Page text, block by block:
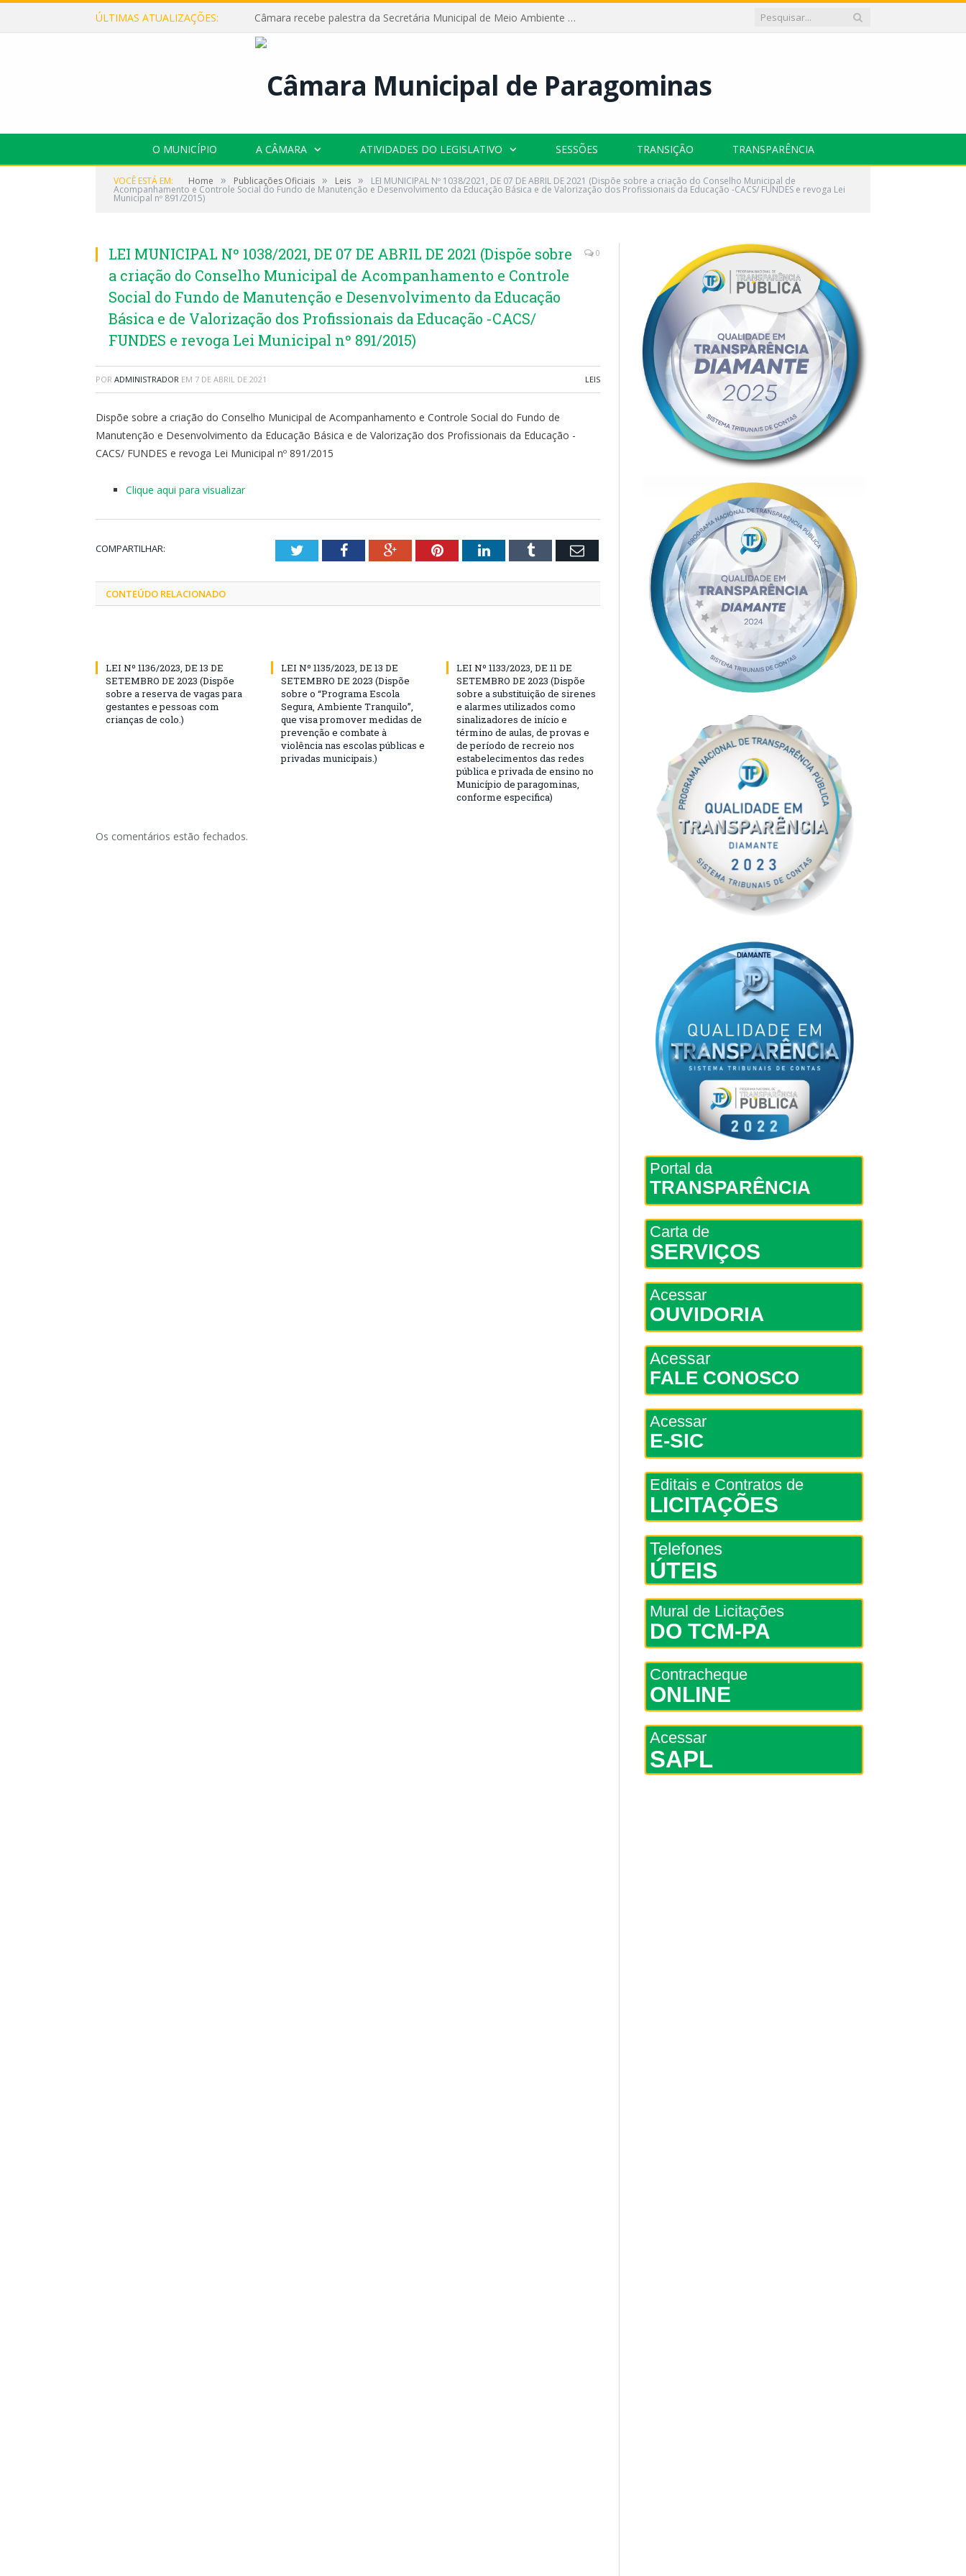
ÚLTIMAS ATUALIZAÇÕES: Câmara recebe palestra da Secretária Municipal de Meio Ambiente sobre as ações da “SEMANA DO MEIO AMBIENTE”
O MUNICÍPIO A CÂMARA ATIVIDADES DO LEGISLATIVO SESSÕES TRANSIÇÃO TRANSPARÊNCIA
VOCÊ ESTÁ EM: Home » Publicações Oficiais » Leis » LEI MUNICIPAL Nº 1038/2021, DE 07 DE ABRIL DE 2021 (Dispõe sobre a criação do Conselho Municipal de
Acompanhamento e Controle Social do Fundo de Manutenção e Desenvolvimento da Educação Básica e de Valorização dos Profissionais da Educação -CACS/ FUNDES e revoga Lei
Municipal nº 891/2015)
LEI MUNICIPAL Nº 1038/2021, DE 07 DE ABRIL DE 2021 (Dispõe sobre
a criação do Conselho Municipal de Acompanhamento e Controle
Social do Fundo de Manutenção e Desenvolvimento da Educação
Básica e de Valorização dos Profissionais da Educação -CACS/
FUNDES e revoga Lei Municipal nº 891/2015)
0
POR ADMINISTRADOR EM 7 DE ABRIL DE 2021 LEIS
Dispõe sobre a criação do Conselho Municipal de Acompanhamento e Controle Social do Fundo de
Manutenção e Desenvolvimento da Educação Básica e de Valorização dos Profissionais da Educação -
CACS/ FUNDES e revoga Lei Municipal nº 891/2015
Clique aqui para visualizar
COMPARTILHAR: TwitterFacebookGoogle+PinterestLinkedInTumblr Email
CONTEÚDO RELACIONADO
LEI Nº 1136/2023, DE 13 DE
SETEMBRO DE 2023 (Dispõe
sobre a reserva de vagas para
gestantes e pessoas com
crianças de colo.)
LEI Nº 1135/2023, DE 13 DE
SETEMBRO DE 2023 (Dispõe
sobre o “Programa Escola
Segura, Ambiente Tranquilo”,
que visa promover medidas de
prevenção e combate à
violência nas escolas públicas e
privadas municipais.)
LEI Nº 1133/2023, DE 11 DE
SETEMBRO DE 2023 (Dispõe
sobre a substituição de sirenes
e alarmes utilizados como
sinalizadores de início e
término de aulas, de provas e
de período de recreio nos
estabelecimentos das redes
pública e privada de ensino no
Município de paragominas,
conforme especifica)
Os comentários estão fechados.
Portal da
TRANSPARÊNCIA
Carta de
SERVIÇOS
Acessar
OUVIDORIA
Acessar
FALE CONOSCO
Acessar
E-SIC
Editais e Contratos de
LICITAÇÕES
Telefones
ÚTEIS
Mural de Licitações
DO TCM-PA
Contracheque
ONLINE
Acessar
SAPL